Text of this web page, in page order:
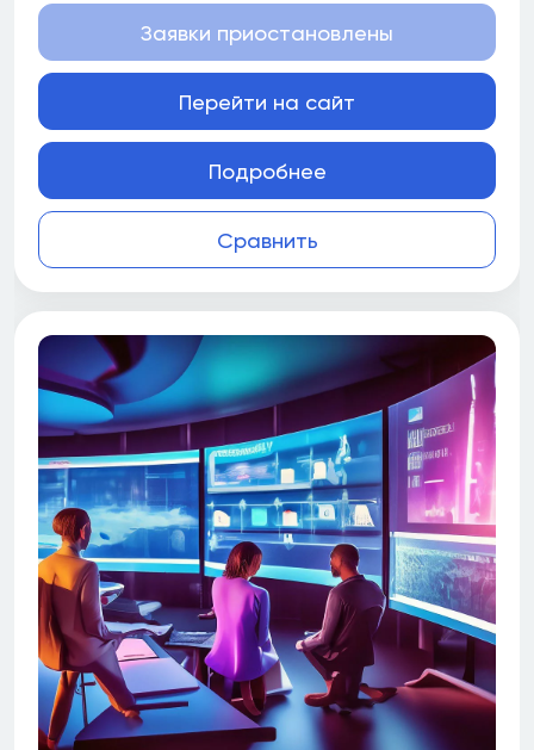
Сравнить
Заявки приостановлены
Перейти на сайт
Подробнее